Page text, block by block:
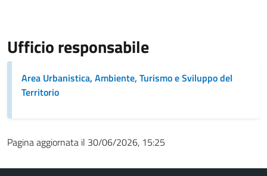
Ufficio responsabile
Area Urbanistica, Ambiente, Turismo e Sviluppo del
Territorio
Pagina aggiornata il 30/06/2026, 15:25